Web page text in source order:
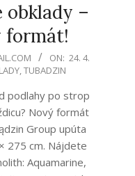
obklady –
formát!
ON: 24. 4.
,TUBADZIN
podlahy po strop
Nový formát
Group upúta
275 cm. Nájdete
Aquamarine,